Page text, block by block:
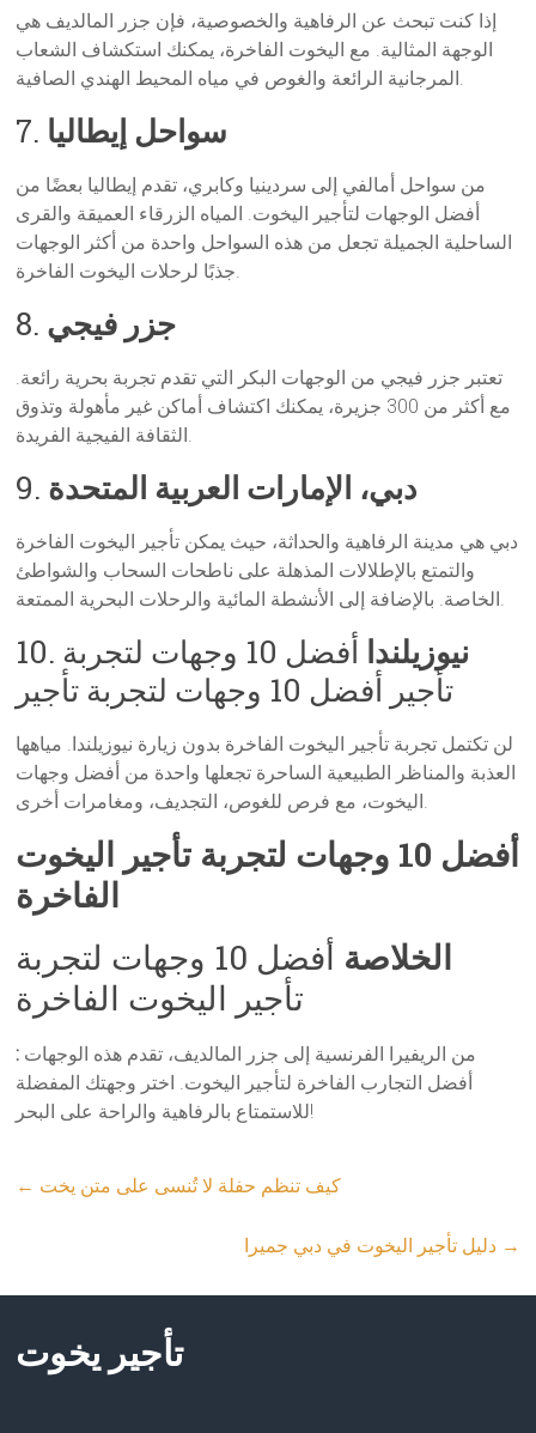
إذا كنت تبحث عن الرفاهية والخصوصية، فإن جزر المالديف هي
الوجهة المثالية. مع اليخوت الفاخرة، يمكنك استكشاف الشعاب
المرجانية الرائعة والغوص في مياه المحيط الهندي الصافية.
7. سواحل إيطاليا
من سواحل أمالفي إلى سردينيا وكابري، تقدم إيطاليا بعضًا من
أفضل الوجهات لتأجير اليخوت. المياه الزرقاء العميقة والقرى
الساحلية الجميلة تجعل من هذه السواحل واحدة من أكثر الوجهات
جذبًا لرحلات اليخوت الفاخرة.
8. جزر فيجي
تعتبر جزر فيجي من الوجهات البكر التي تقدم تجربة بحرية رائعة.
مع أكثر من 300 جزيرة، يمكنك اكتشاف أماكن غير مأهولة وتذوق
الثقافة الفيجية الفريدة.
9. دبي، الإمارات العربية المتحدة
دبي هي مدينة الرفاهية والحداثة، حيث يمكن تأجير اليخوت الفاخرة
والتمتع بالإطلالات المذهلة على ناطحات السحاب والشواطئ
الخاصة. بالإضافة إلى الأنشطة المائية والرحلات البحرية الممتعة.
10. نيوزيلندا
أفضل 10 وجهات لتجربة
تأجير أفضل 10 وجهات لتجربة تأجير
لن تكتمل تجربة تأجير اليخوت الفاخرة بدون زيارة نيوزيلندا. مياهها
العذبة والمناظر الطبيعية الساحرة تجعلها واحدة من أفضل وجهات
اليخوت، مع فرص للغوص، التجديف، ومغامرات أخرى.
أفضل 10 وجهات لتجربة تأجير اليخوت
الفاخرة
الخلاصة
أفضل 10 وجهات لتجربة
تأجير اليخوت الفاخرة
:
أفضل التجارب الفاخرة لتأجير اليخوت. اختر وجهتك المفضلة
للاستمتاع بالرفاهية والراحة على البحر!
← كيف تنظم حفلة لا تُنسى على متن يخت
دليل تأجير اليخوت في دبي جميرا →
تأجير يخوت